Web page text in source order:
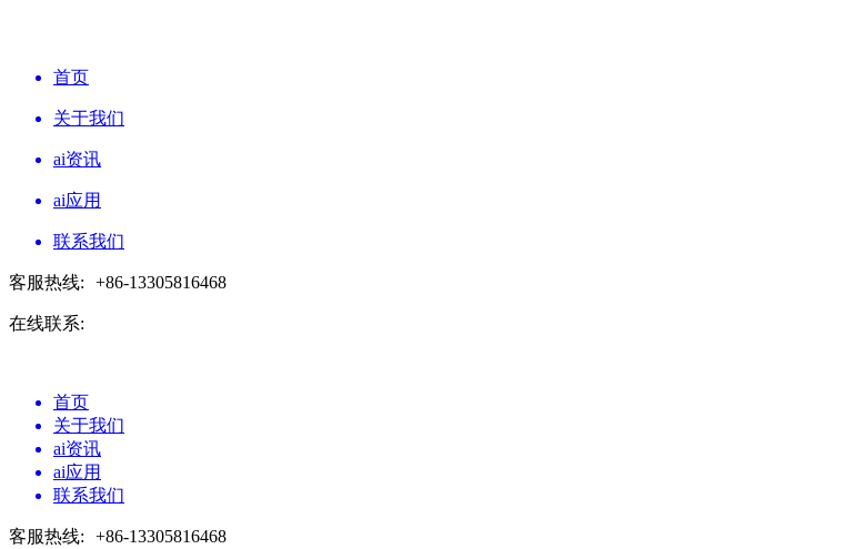
首页
关于我们
ai资讯
ai应用
联系我们
客服热线: +86-13305816468
在线联系:
首页
关于我们
ai资讯
ai应用
联系我们
客服热线: +86-13305816468